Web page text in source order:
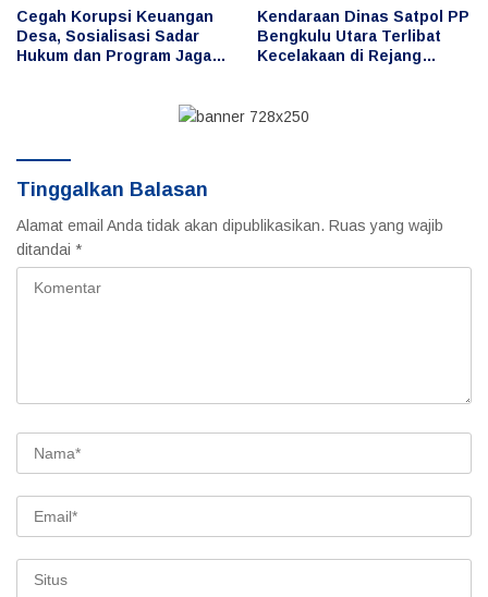
Cegah Korupsi Keuangan
Desa, Sosialisasi Sadar
Hukum dan Program Jaga
Kendaraan Dinas Satpol PP
Bengkulu Utara Terlibat
Kecelakaan di Rejang
dan Pengemudi
Tinggalkan Balasan
Alamat email Anda tidak akan dipublikasikan. Ruas yang wajib
ditandai *